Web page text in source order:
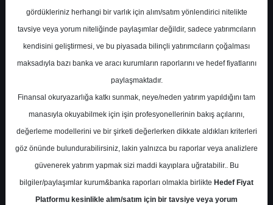
En Yüksek Tahmin
Ortalama Fiyat Tahmini
Ortalama Getiri Potansiyeli
Kurum Sayısı
8
Get.
gördükleriniz herhangi bir varlık için alım/satım yönlendirici nitelikte
tavsiye veya yorum niteliğinde paylaşımlar değildir, sadece yatırımcıların
kendisini geliştirmesi, ve bu piyasada bilinçli yatırımcıların çoğalması
maksadıyla bazı banka ve aracı kurumların raporlarını ve hedef fiyatlarını
paylaşmaktadır.
Finansal okuryazarlığa katkı sunmak, neye/neden yatırım yapıldığını tam
manasıyla okuyabilmek için işin profesyonellerinin bakış açılarını,
değerleme modellerini ve bir şirketi değerlerken dikkate aldıkları kriterleri
göz önünde bulundurabilirsiniz, lakin yalnızca bu raporlar veya analizlere
güvenerek yatırım yapmak sizi maddi kayıplara uğratabilir.. Bu
bilgiler/paylaşımlar kurum&banka raporları olmakla birlikte Hedef Fiyat
Platformu kesinlikle alım/satım için bir tavsiye veya yorum